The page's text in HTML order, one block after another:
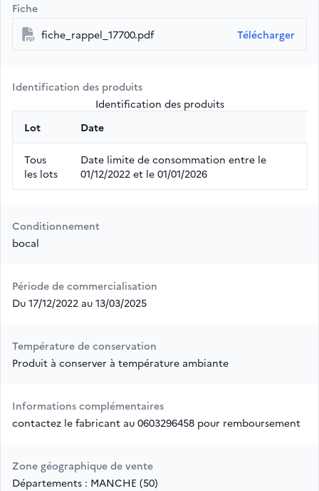
Fiche
fiche_rappel_17700.pdf
Télécharger
Identification des produits
Identification des produits
Lot
Date
Tous
les lots
Date limite de consommation entre le
01/12/2022 et le 01/01/2026
Conditionnement
bocal
Période de commercialisation
Du 17/12/2022 au 13/03/2025
Température de conservation
Produit à conserver à température ambiante
Informations complémentaires
contactez le fabricant au 0603296458 pour remboursement
Zone géographique de vente
Départements : MANCHE (50)